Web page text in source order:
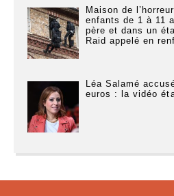
Maison de
enfants de 1 à 11
père et dans un
Raid appelé en
Léa Salamé
euros : la vidéo